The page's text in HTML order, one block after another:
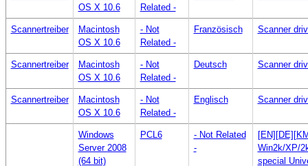
OS X 10.6
Related -
Scannertreiber
Macintosh
OS X 10.6
- Not
Related -
Französisch Scanner
Scannertreiber
Macintosh
OS X 10.6
- Not
Related -
Deutsch Scanner
Scannertreiber
Macintosh
OS X 10.6
- Not
Related -
Englisch Scanner
Windows
Server 2008
(64 bit)
PCL6
- Not Related
-
Win2k/XP/
special